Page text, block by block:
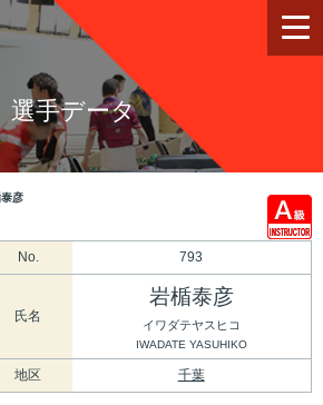
選手データ
彦
No. 793
氏名
岩楯泰彦
イワダテヤスヒコ
IWADATE YASUHIKO
地区 千葉